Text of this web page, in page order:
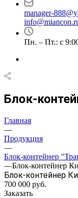
manager-
Пн. – Пт.: с
Блок-
Главная
—
Продукция
—
Блок-контейнер
—Блок-контейнер
Блок-контейнер
700 000 руб.
Заказать